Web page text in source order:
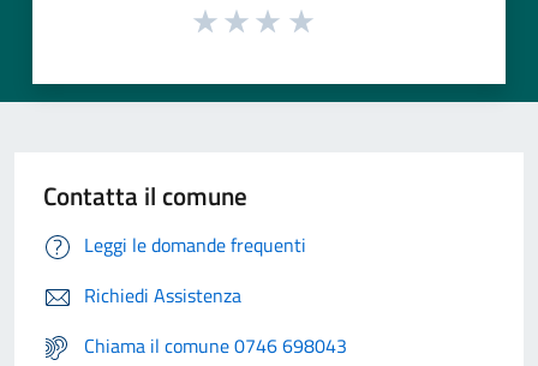
Contatta il comune
Leggi le domande frequenti
Richiedi Assistenza
Chiama il comune 0746 698043